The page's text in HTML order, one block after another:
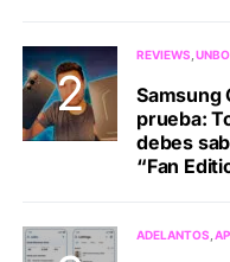
REVIEWS
Samsung
prueba:
debes
“Fan
ADELANTOS